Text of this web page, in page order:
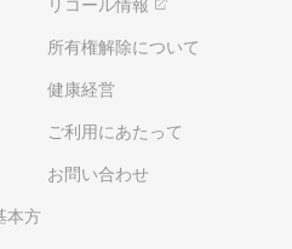
リコール情報
所有権解除について
健康経営
ご利用にあたって
お問い合わせ
本方